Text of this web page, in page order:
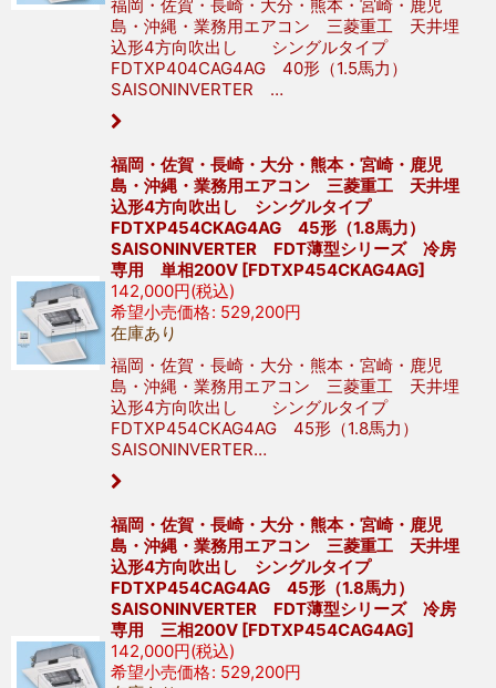
福岡・佐賀・長崎・大分・熊本・宮崎・鹿児
島・沖縄・業務用エアコン 三菱重工 天井埋
込形4方向吹出し シングルタイプ
FDTXP404CAG4AG 40形（1.5馬力）
SAISONINVERTER …
福岡・佐賀・長崎・大分・熊本・宮崎・鹿児
島・沖縄・業務用エアコン 三菱重工 天井埋
込形4方向吹出し シングルタイプ
FDTXP454CKAG4AG 45形（1.8馬力）
SAISONINVERTER FDT薄型シリーズ 冷房
専用 単相200V [FDTXP454CKAG4AG]
142,000円(税込)
希望小売価格: 529,200円
在庫あり
福岡・佐賀・長崎・大分・熊本・宮崎・鹿児
島・沖縄・業務用エアコン 三菱重工 天井埋
込形4方向吹出し シングルタイプ
FDTXP454CKAG4AG 45形（1.8馬力）
SAISONINVERTER…
福岡・佐賀・長崎・大分・熊本・宮崎・鹿児
島・沖縄・業務用エアコン 三菱重工 天井埋
込形4方向吹出し シングルタイプ
FDTXP454CAG4AG 45形（1.8馬力）
SAISONINVERTER FDT薄型シリーズ 冷房
専用 三相200V [FDTXP454CAG4AG]
142,000円(税込)
希望小売価格: 529,200円